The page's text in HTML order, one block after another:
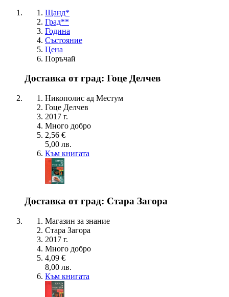
Щанд*
Град**
Година
Състояние
Цена
Поръчай
Доставка от град: Гоце Делчев
Никополис ад Местум
Гоце Делчев
2017 г.
Много добро
2,56 €
5,00 лв.
Към книгата
Доставка от град: Стара Загора
Магазин за знание
Стара Загора
2017 г.
Много добро
4,09 €
8,00 лв.
Към книгата